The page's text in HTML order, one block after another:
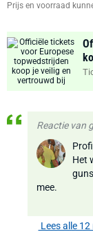
Prijs en voorraad
Reactie van
Het
mee.
Lees alle